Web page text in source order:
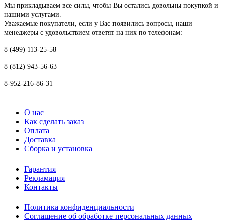
Мы прикладываем все силы, чтобы Вы остались довольны покупкой и
нашими услугами.
Уважаемые покупатели, если у Вас появились вопросы, наши
менеджеры с удовольствием ответят на них по телефонам:
8 (499) 113-25-58
8 (812) 943-56-63
8-952-216-86-31
О нас
Как сделать заказ
Оплата
Доставка
Сборка и установка
Гарантия
Рекламация
Контакты
Политика конфиденциальности
Соглашение об обработке персональных данных